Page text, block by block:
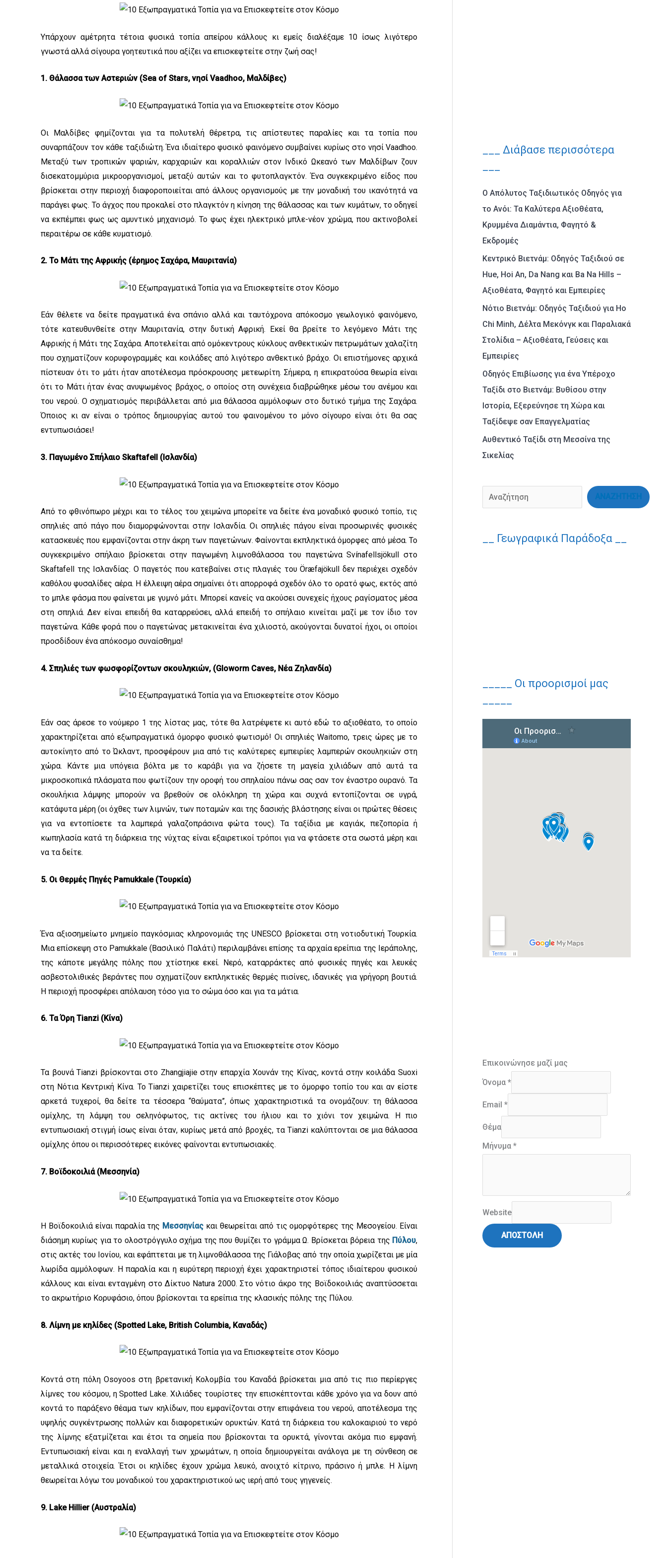
Υπάρχουν αμέτρητα τέτοια φυσικά τοπία απείρου κάλλους κι εμείς διαλέξαμε 10 ίσως λιγότερο
γνωστά αλλά σίγουρα γοητευτικά που αξίζει να επισκεφτείτε στην ζωή σας!
1. Θάλασσα των Αστεριών (Sea of Stars, νησί Vaadhoo, Μαλδίβες)
Οι Μαλδίβες φημίζονται για τα πολυτελή θέρετρα, τις απίστευτες παραλίες και τα τοπία που
συναρπάζουν τον κάθε ταξιδιώτη. Ένα ιδιαίτερο φυσικό φαινόμενο συμβαίνει κυρίως στο νησί Vaadhoo.
Μεταξύ των τροπικών ψαριών, καρχαριών και κοραλλιών στον Ινδικό Ωκεανό των Μαλδίβων ζουν
δισεκατομμύρια μικροοργανισμοί, μεταξύ αυτών και το φυτοπλαγκτόν. Ένα συγκεκριμένο είδος που
βρίσκεται στην περιοχή διαφοροποιείται από άλλους οργανισμούς με την μοναδική του ικανότητά να
παράγει φως. Το άγχος που προκαλεί στο πλαγκτόν η κίνηση της θάλασσας και των κυμάτων, το οδηγεί
να εκπέμπει φως ως αμυντικό μηχανισμό. Το φως έχει ηλεκτρικό μπλε-νέον χρώμα, που ακτινοβολεί
περαιτέρω σε κάθε κυματισμό.
2. Το Μάτι της Αφρικής (έρημος Σαχάρα, Μαυριτανία)
Εάν θέλετε να δείτε πραγματικά ένα σπάνιο αλλά και ταυτόχρονα απόκοσμο γεωλογικό φαινόμενο,
τότε κατευθυνθείτε στην Μαυριτανία, στην δυτική Αφρική. Εκεί θα βρείτε το λεγόμενο Μάτι της
Αφρικής ή Μάτι της Σαχάρα. Αποτελείται από ομόκεντρους κύκλους ανθεκτικών πετρωμάτων χαλαζίτη
που σχηματίζουν κορυφογραμμές και κοιλάδες από λιγότερο ανθεκτικό βράχο. Οι επιστήμονες αρχικά
πίστευαν ότι το μάτι ήταν αποτέλεσμα πρόσκρουσης μετεωρίτη. Σήμερα, η επικρατούσα θεωρία είναι
ότι το Μάτι ήταν ένας ανυψωμένος βράχος, ο οποίος στη συνέχεια διαβρώθηκε μέσω του ανέμου και
του νερού. Ο σχηματισμός περιβάλλεται από μια θάλασσα αμμόλοφων στο δυτικό τμήμα της Σαχάρα.
Όποιος κι αν είναι ο τρόπος δημιουργίας αυτού του φαινομένου το μόνο σίγουρο είναι ότι θα σας
εντυπωσιάσει!
3. Παγωμένο Σπήλαιο Skaftafell (Ισλανδία)
Από το φθινόπωρο μέχρι και το τέλος του χειμώνα μπορείτε να δείτε ένα μοναδικό φυσικό τοπίο, τις
σπηλιές από πάγο που διαμορφώνονται στην Ισλανδία. Οι σπηλιές πάγου είναι προσωρινές φυσικές
κατασκευές που εμφανίζονται στην άκρη των παγετώνων. Φαίνονται εκπληκτικά όμορφες από μέσα. Το
συγκεκριμένο σπήλαιο βρίσκεται στην παγωμένη λιμνοθάλασσα του παγετώνα Svínafellsjökull στο
Skaftafell της Ισλανδίας. Ο παγετός που κατεβαίνει στις πλαγιές του Öræfajökull δεν περιέχει σχεδόν
καθόλου φυσαλίδες αέρα. Η έλλειψη αέρα σημαίνει ότι απορροφά σχεδόν όλο το ορατό φως, εκτός από
το μπλε φάσμα που φαίνεται με γυμνό μάτι. Μπορεί κανείς να ακούσει συνεχείς ήχους ραγίσματος μέσα
στη σπηλιά. Δεν είναι επειδή θα καταρρεύσει, αλλά επειδή το σπήλαιο κινείται μαζί με τον ίδιο τον
παγετώνα. Κάθε φορά που ο παγετώνας μετακινείται ένα χιλιοστό, ακούγονται δυνατοί ήχοι, οι οποίοι
προσδίδουν ένα απόκοσμο συναίσθημα!
4. Σπηλιές των φωσφορίζοντων σκουληκιών, (Gloworm Caves, Νέα Ζηλανδία)
Εάν σας άρεσε το νούμερο 1 της λίστας μας, τότε θα λατρέψετε κι αυτό εδώ το αξιοθέατο, το οποίο
χαρακτηρίζεται από εξωπραγματικά όμορφο φυσικό φωτισμό! Οι σπηλιές Waitomo, τρεις ώρες με το
αυτοκίνητο από το Ώκλαντ, προσφέρουν μια από τις καλύτερες εμπειρίες λαμπερών σκουληκιών στη
χώρα. Κάντε μια υπόγεια βόλτα με το καράβι για να ζήσετε τη μαγεία χιλιάδων από αυτά τα
μικροσκοπικά πλάσματα που φωτίζουν την οροφή του σπηλαίου πάνω σας σαν τον έναστρο ουρανό. Τα
σκουλήκια λάμψης μπορούν να βρεθούν σε ολόκληρη τη χώρα και συχνά εντοπίζονται σε υγρά,
κατάφυτα μέρη (οι όχθες των λιμνών, των ποταμών και της δασικής βλάστησης είναι οι πρώτες θέσεις
για να εντοπίσετε τα λαμπερά γαλαζοπράσινα φώτα τους). Τα ταξίδια με καγιάκ, πεζοπορία ή
κωπηλασία κατά τη διάρκεια της νύχτας είναι εξαιρετικοί τρόποι για να φτάσετε στα σωστά μέρη και
να τα δείτε.
5. Οι Θερμές Πηγές Pamukkale (Τουρκία)
Ένα αξιοσημείωτο μνημείο παγκόσμιας κληρονομιάς της UNESCO βρίσκεται στη νοτιοδυτική Τουρκία.
Μια επίσκεψη στο Pamukkale (Βασιλικό Παλάτι) περιλαμβάνει επίσης τα αρχαία ερείπια της Ιεράπολης,
της κάποτε μεγάλης πόλης που χτίστηκε εκεί. Νερό, καταρράκτες από φυσικές πηγές και λευκές
ασβεστολιθικές βεράντες που σχηματίζουν εκπληκτικές θερμές πισίνες, ιδανικές για γρήγορη βουτιά.
Η περιοχή προσφέρει απόλαυση τόσο για το σώμα όσο και για τα μάτια.
6. Τα Όρη Tianzi (Κίνα)
Τα βουνά Tianzi βρίσκονται στο Zhangjiajie στην επαρχία Χουνάν της Κίνας, κοντά στην κοιλάδα Suoxi
στη Νότια Κεντρική Κίνα. Το Tianzi χαιρετίζει τους επισκέπτες με το όμορφο τοπίο του και αν είστε
αρκετά τυχεροί, θα δείτε τα τέσσερα “θαύματα”, όπως χαρακτηριστικά τα ονομάζουν: τη θάλασσα
ομίχλης, τη λάμψη του σεληνόφωτος, τις ακτίνες του ήλιου και το χιόνι τον χειμώνα. Η πιο
εντυπωσιακή στιγμή ίσως είναι όταν, κυρίως μετά από βροχές, τα Tianzi καλύπτονται σε μια θάλασσα
ομίχλης όπου οι περισσότερες εικόνες φαίνονται εντυπωσιακές.
7. Βοϊδοκοιλιά (Μεσσηνία)
Η Βοϊδοκοιλιά είναι παραλία της Μεσσηνίας και θεωρείται από τις ομορφότερες της Μεσογείου. Είναι
διάσημη κυρίως για το ολοστρόγγυλο σχήμα της που θυμίζει το γράμμα Ω. Βρίσκεται βόρεια της Πύλου,
στις ακτές του Ιονίου, και εφάπτεται με τη λιμνοθάλασσα της Γιάλοβας από την οποία χωρίζεται με μία
λωρίδα αμμόλοφων. Η παραλία και η ευρύτερη περιοχή έχει χαρακτηριστεί τόπος ιδιαίτερου φυσικού
κάλλους και είναι ενταγμένη στο Δίκτυο Natura 2000. Στο νότιο άκρο της Βοϊδοκοιλιάς αναπτύσσεται
το ακρωτήριο Κορυφάσιο, όπου βρίσκονται τα ερείπια της κλασικής πόλης της Πύλου.
8. Λίμνη με κηλίδες (Spotted Lake, British Columbia, Καναδάς)
Κοντά στη πόλη Osoyoos στη βρετανική Κολομβία του Καναδά βρίσκεται μια από τις πιο περίεργες
λίμνες του κόσμου, η Spotted Lake. Χιλιάδες τουρίστες την επισκέπτονται κάθε χρόνο για να δουν από
κοντά το παράξενο θέαμα των κηλίδων, που εμφανίζονται στην επιφάνεια του νερού, αποτέλεσμα της
υψηλής συγκέντρωσης πολλών και διαφορετικών ορυκτών. Κατά τη διάρκεια του καλοκαιριού το νερό
της λίμνης εξατμίζεται και έτσι τα σημεία που βρίσκονται τα ορυκτά, γίνονται ακόμα πιο εμφανή.
Εντυπωσιακή είναι και η εναλλαγή των χρωμάτων, η οποία δημιουργείται ανάλογα με τη σύνθεση σε
μεταλλικά στοιχεία. Έτσι οι κηλίδες έχουν χρώμα λευκό, ανοιχτό κίτρινο, πράσινο ή μπλε. Η λίμνη
θεωρείται λόγω του μοναδικού του χαρακτηριστικού ως ιερή από τους γηγενείς.
9. Lake Hillier (Αυστραλία)
___ Διάβασε περισσότερα
Ο Απόλυτος Ταξιδιωτικός Οδηγός για
το Ανόι: Τα Καλύτερα Αξιοθέατα,
Κρυμμένα Διαμάντια, Φαγητό &
Εκδρομές
Κεντρικό Βιετνάμ: Οδηγός Ταξιδιού σε
Hue, Hoi An, Da Nang και Ba Na Hills –
Αξιοθέατα, Φαγητό και Εμπειρίες
Νότιο Βιετνάμ: Οδηγός Ταξιδιού για Ho
Chi Minh, Δέλτα Μεκόνγκ και Παραλιακά
Στολίδια – Αξιοθέατα, Γεύσεις και
Εμπειρίες
Οδηγός Επιβίωσης για ένα Υπέροχο
Ταξίδι στο Βιετνάμ: Βυθίσου στην
Ιστορία, Εξερεύνησε τη Χώρα και
Ταξίδεψε σαν Επαγγελματίας
Αυθεντικό Ταξίδι στη Μεσσίνα της
Σικελίας
ΑΝΑΖΗΤΗΣΗ
__ Γεωγραφικά Παράδοξα __
_____ Οι προορισμοί μας
Επικοινώνησε μαζί μας
Όνομα *
Email *
Θέμα
Μήνυμα *
Website
ΑΠΟΣΤΟΛΗ